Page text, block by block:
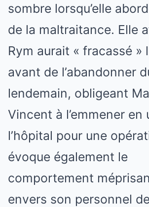
sombre lorsqu’elle
de la maltraitance. Elle
Rym aurait « fracassé »
avant de l’abandonner
lendemain, obligeant
Vincent à l’emmener en
l’hôpital pour une
évoque également le
comportement
envers son personnel